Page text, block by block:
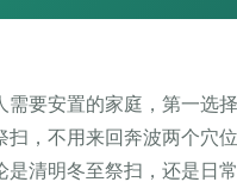
要安置的家庭，第一选
，不用来回奔波两个穴
清明冬至祭扫，还是日